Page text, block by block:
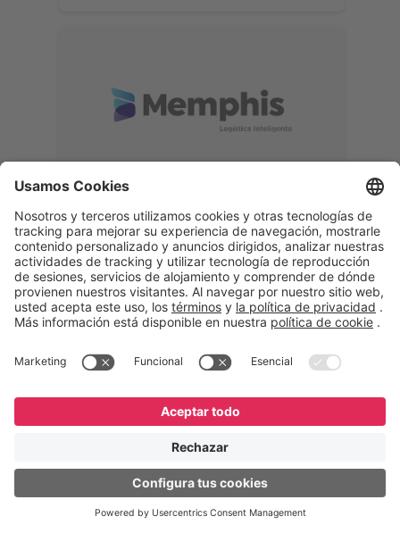
Memphis
Eduardo Ribeiro
CEO
“Con GeneXus desarrollamos una
acompañar todas las etapas de la
verificar, analizar, reacondicionar y
garantizando calidad y reduciendo
costos”.